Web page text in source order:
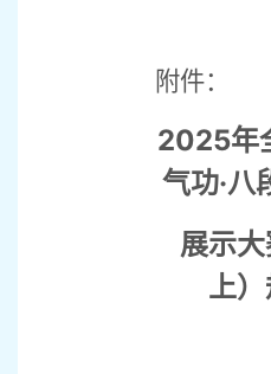
附件：
2025年
气功·八
展示
上